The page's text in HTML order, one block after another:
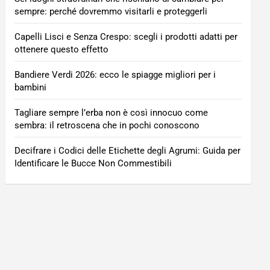
sempre: perché dovremmo visitarli e proteggerli
Capelli Lisci e Senza Crespo: scegli i prodotti adatti per
ottenere questo effetto
Bandiere Verdi 2026: ecco le spiagge migliori per i
bambini
Tagliare sempre l’erba non è così innocuo come
sembra: il retroscena che in pochi conoscono
Decifrare i Codici delle Etichette degli Agrumi: Guida per
Identificare le Bucce Non Commestibili